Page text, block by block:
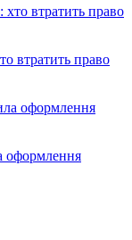
втратить право
оформлення